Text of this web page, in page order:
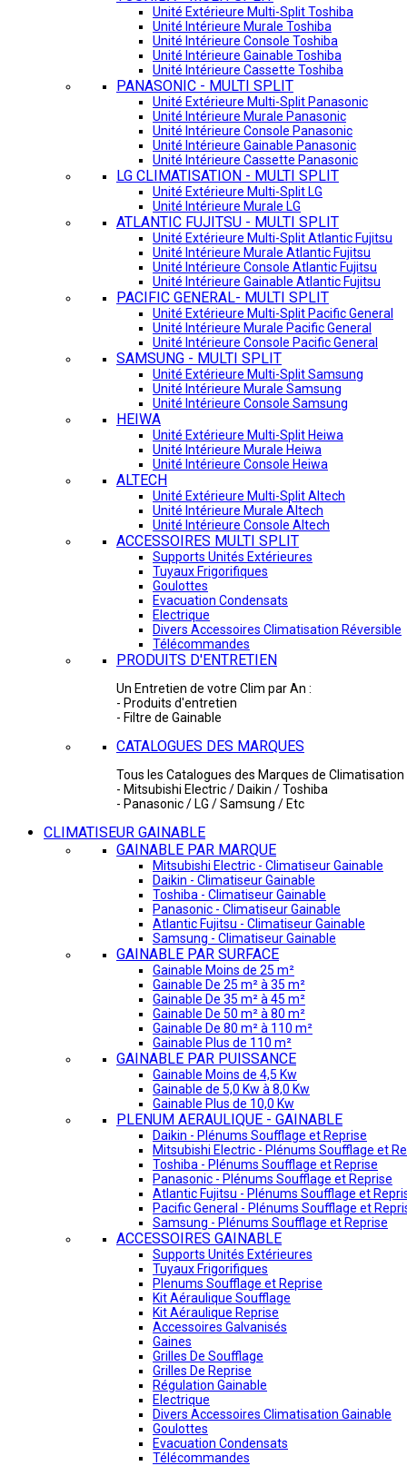
Unité Extérieure Multi-Split Toshiba
Unité Intérieure Murale Toshiba
Unité Intérieure Console Toshiba
Unité Intérieure Gainable Toshiba
Unité Intérieure Cassette Toshiba
PANASONIC - MULTI SPLIT
Unité Extérieure Multi-Split Panasonic
Unité Intérieure Murale Panasonic
Unité Intérieure Console Panasonic
Unité Intérieure Gainable Panasonic
Unité Intérieure Cassette Panasonic
LG CLIMATISATION - MULTI SPLIT
Unité Extérieure Multi-Split LG
Unité Intérieure Murale LG
ATLANTIC FUJITSU - MULTI SPLIT
Unité Extérieure Multi-Split Atlantic Fujitsu
Unité Intérieure Murale Atlantic Fujitsu
Unité Intérieure Console Atlantic Fujitsu
Unité Intérieure Gainable Atlantic Fujitsu
PACIFIC GENERAL- MULTI SPLIT
Unité Extérieure Multi-Split Pacific General
Unité Intérieure Murale Pacific General
Unité Intérieure Console Pacific General
SAMSUNG - MULTI SPLIT
Unité Extérieure Multi-Split Samsung
Unité Intérieure Murale Samsung
Unité Intérieure Console Samsung
HEIWA
Unité Extérieure Multi-Split Heiwa
Unité Intérieure Murale Heiwa
Unité Intérieure Console Heiwa
ALTECH
Unité Extérieure Multi-Split Altech
Unité Intérieure Murale Altech
Unité Intérieure Console Altech
ACCESSOIRES MULTI SPLIT
Supports Unités Extérieures
Tuyaux Frigorifiques
Goulottes
Evacuation Condensats
Electrique
Divers Accessoires Climatisation Réversible
Télécommandes
PRODUITS D'ENTRETIEN
Un Entretien de votre Clim par An :
- Produits d'entretien
- Filtre de Gainable
CATALOGUES DES MARQUES
Tous les Catalogues des Marques de Climatisation
- Mitsubishi Electric / Daikin / Toshiba
- Panasonic / LG / Samsung / Etc
CLIMATISEUR GAINABLE
GAINABLE PAR MARQUE
Mitsubishi Electric - Climatiseur Gainable
Daikin - Climatiseur Gainable
Toshiba - Climatiseur Gainable
Panasonic - Climatiseur Gainable
Atlantic Fujitsu - Climatiseur Gainable
Samsung - Climatiseur Gainable
GAINABLE PAR SURFACE
Gainable Moins de 25 m²
Gainable De 25 m² à 35 m²
Gainable De 35 m² à 45 m²
Gainable De 50 m² à 80 m²
Gainable De 80 m² à 110 m²
Gainable Plus de 110 m²
GAINABLE PAR PUISSANCE
Gainable Moins de 4,5 Kw
Gainable de 5,0 Kw à 8,0 Kw
Gainable Plus de 10,0 Kw
PLENUM AERAULIQUE - GAINABLE
Daikin - Plénums Soufflage et Reprise
Mitsubishi Electric - Plénums Soufflage et
Toshiba - Plénums Soufflage et Reprise
Panasonic - Plénums Soufflage et Reprise
Atlantic Fujitsu - Plénums Soufflage et
Pacific General - Plénums Soufflage et
Samsung - Plénums Soufflage et Reprise
ACCESSOIRES GAINABLE
Supports Unités Extérieures
Tuyaux Frigorifiques
Plenums Soufflage et Reprise
Kit Aéraulique Soufflage
Kit Aéraulique Reprise
Accessoires Galvanisés
Gaines
Grilles De Soufflage
Grilles De Reprise
Régulation Gainable
Electrique
Divers Accessoires Climatisation Gainable
Goulottes
Evacuation Condensats
Télécommandes